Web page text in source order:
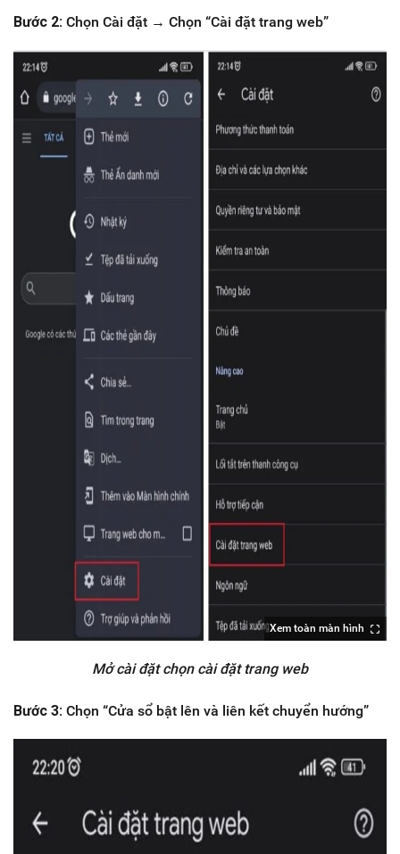
Bước 2: Chọn Cài đặt → Chọn “Cài đặt trang web”
Xem toàn màn hình
Mở cài đặt chọn cài đặt trang web
Bước 3: Chọn “Cửa sổ bật lên và liên kết chuyển hướng”